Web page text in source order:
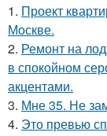
1. Проект
Москве.
2. Ремонт на
в спокойном
акцентами.
3. Мне 35. Не
4. Это превью